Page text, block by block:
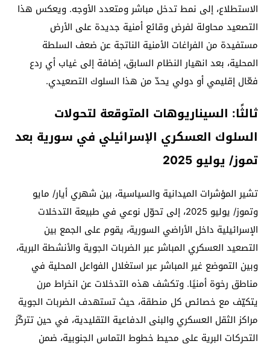
الاستطلاع، إلى نمط تدخل مباشر ومتعدد الأوجه. ويعكس هذا
التصعيد محاولة لفرض وقائع أمنية جديدة على الأرض
مستفيدة من الفراغات الأمنية الناتجة عن ضعف السلطة
المحلية، بعد انهيار النظام السابق، إضافة إلى غياب أي ردع
فعّال إقليمي أو دولي يحدّ من هذا السلوك التصعيدي.
ثالثًا: السيناريوهات المتوقعة لتحولات
السلوك العسكري الإسرائيلي في سورية بعد
تموز/ يوليو 2025
تشير المؤشرات الميدانية والسياسية، بين شهري أيار/ مايو
وتموز/ يوليو 2025، إلى تحوّل نوعي في طبيعة التدخلات
الإسرائيلية داخل الأراضي السورية، يقوم على الجمع بين
التصعيد العسكري المباشر عبر الضربات الجوية والأنشطة البرية،
وبين التموضع غير المباشر عبر استغلال الفواعل المحلية في
مناطق رخوة أمنيًا. وتكشف هذه التدخلات عن انخراط مرن
يتكيّف مع خصائص كل منطقة، حيث تستهدف الضربات الجوية
مراكز الثقل العسكري والبنى الدفاعية التقليدية، في حين تتركّز
التحركات البرية على محيط خطوط التماس الجنوبية، ضمن